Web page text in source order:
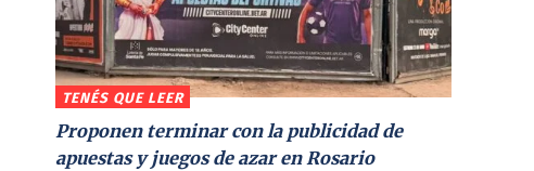
TENÉS QUE LEER
Proponen terminar con la publicidad de
apuestas y juegos de azar en Rosario